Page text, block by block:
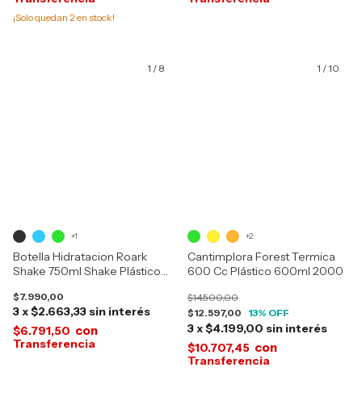
¡Solo quedan 2en stock!
1 / 8
Botella Hidratacion Roark
Shake 750ml Shake Plástico
$7.990,00
3x$2.663,33 sin interés
$6.791,50 con
+1
1 /10
Cantimplora Forest Termica
600 Cc Plástico 600ml 2000
$12.597,00
$14.500,00
13% OFF
3x$4.199,00 sin interés
$10.707,45 con
+2